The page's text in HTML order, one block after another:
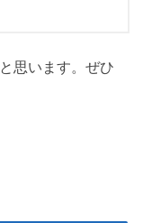
と思います。ぜひ